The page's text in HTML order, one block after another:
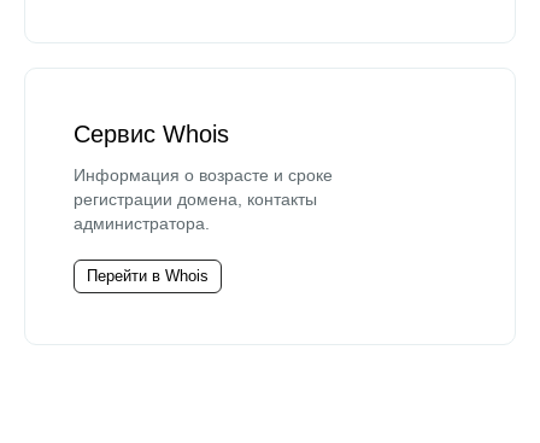
Сервис Whois
Информация о возрасте и сроке
регистрации домена, контакты
администратора.
Перейти в Whois